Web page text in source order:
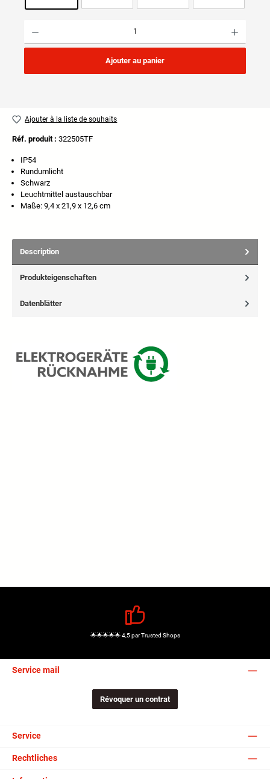
Ajouter au panier
Ajouter à la liste de souhaits
Réf. produit : 322505TF
IP54
Rundumlicht
Schwarz
Leuchtmittel austauschbar
Maße: 9,4 x 21,9 x 12,6 cm
Description
Produkteigenschaften
Datenblätter
🌟🌟🌟🌟🌟 4,5 par Trusted Shops
Service mail
Révoquer un contrat
Service
Rechtliches